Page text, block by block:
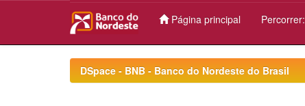
Página principal Percorrer:
DSpace - BNB - Banco do Nordeste do Brasil